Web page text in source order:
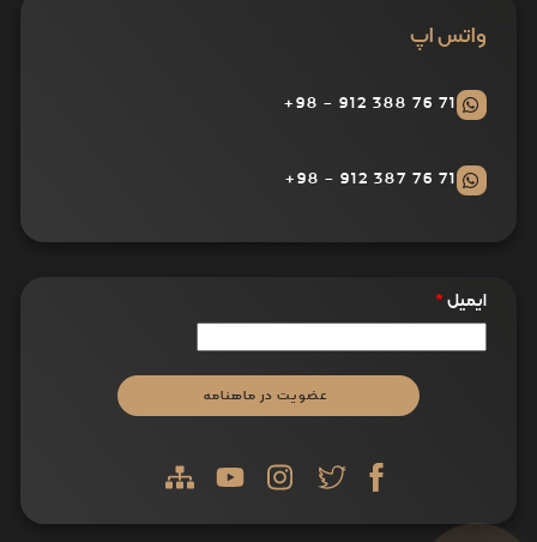
واتس اپ
71 76 388 912 - 98+
71 76 387 912 - 98+
ایمیل *
عضویت در ماهنامه